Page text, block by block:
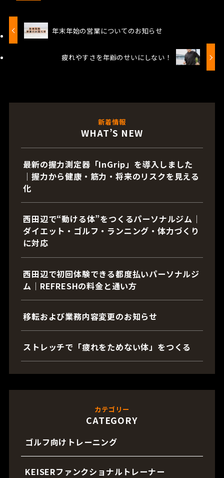
年末年始の営業についてのお知らせ
疲れやすさを年齢のせいにしない！
新着情報
WHAT’S NEW
最新の握力測定器「InGrip」を導入しました
｜握力から健康・筋力・将来のリスクを見える
化
西田辺で“動ける体”をつくるパーソナルジム｜
ダイエット・ゴルフ・ランニング・体力づくり
に対応
西田辺で初回体験できる都度払いパーソナルジ
ム｜REFRESHの料金と通い方
移転および業務内容変更のお知らせ
ストレッチで「疲れをためない体」をつくる
カテゴリー
CATEGORY
ゴルフ向けトレーニング
KEISERファンクショナルトレーナー